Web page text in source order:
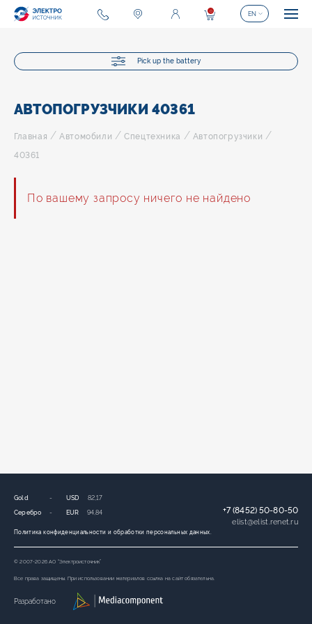
Pick up the battery
АВТОПОГРУЗЧИКИ 40361
Главная /Автомобили /Спецтехника / Автопогрузчики /
40361
По вашему запросу ничего не найдено
Политика конфиденциальности и обработки персональных данных.
Gold -
Серебро -
USD 82,17
EUR 94,84 +7 (8452) 50-80-50
elist@elist.renet.ru
© 2007-2026 АО “Электроисточник”
Все права защищены. При использовании материалов ссылка на сайт обязательна.
Разработано
0 EN